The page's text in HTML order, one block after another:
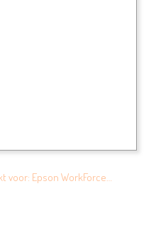
voor: Epson WorkForce…